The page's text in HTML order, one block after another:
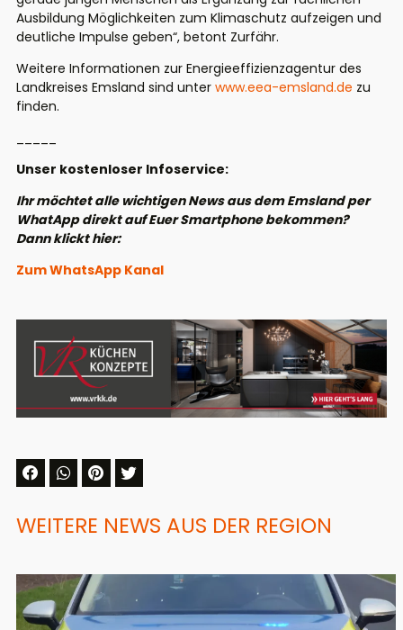
Ausbildung Möglichkeiten zum Klimaschutz aufzeigen und
deutliche Impulse geben“, betont Zurfähr.
Weitere Informationen zur Energieeffizienzagentur des
Landkreises Emsland sind unter www.eea-emsland.de zu
finden.
Unser kostenloser Infoservice:
Ihr möchtet alle wichtigen News aus dem Emsland per
WhatApp direkt auf Euer Smartphone bekommen?
Dann klickt hier:
Zum WhatsApp Kanal
WEITERE NEWS AUS DER REGION